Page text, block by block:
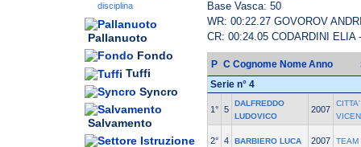
Pallanuoto
Fondo
Tuffi
Syncro
Salvamento
Base Vasca: 50
WR: 00:22.27 GOVOROV
CR: 00:24.05 CODARDINI ELIA
P C Cognome NomeAnno
Serie n° 4
1° 5
DALFREDDO
LUDOVICO
2007
2° 4 BARBIERO LUCA 2007 TEAM